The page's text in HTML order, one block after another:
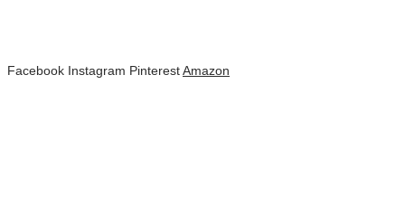
Facebook Instagram PinterestAmazon